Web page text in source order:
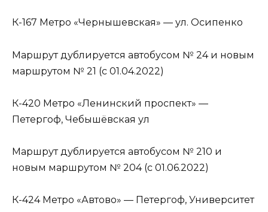
К-167 Метро «Чернышевская» — ул. Осипенко
Маршрут дублируется автобусом № 24 и новым
маршрутом № 21 (с 01.04.2022)
К-420 Метро «Ленинский проспект» —
Петергоф, Чебышёвская ул
Маршрут дублируется автобусом № 210 и
новым маршрутом № 204 (с 01.06.2022)
К-424 Метро «Автово» — Петергоф, Университет